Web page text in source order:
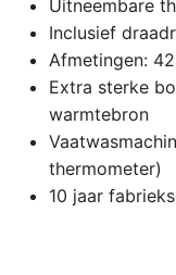
Uitneembare
Inclusief
Afmetingen:
Extra sterke
warmtebron
thermometer)
10 jaar